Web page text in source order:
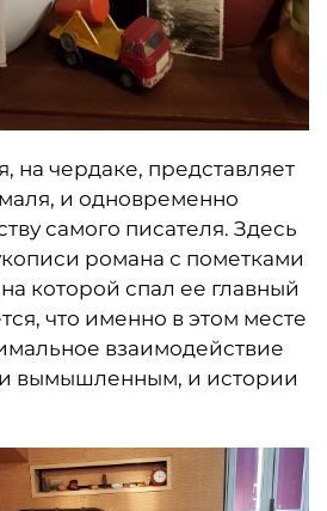
на чердаке, представляет
и одновременно
самого писателя. Здесь
романа с пометками
которой спал ее главный
что именно в этом месте
взаимодействие
вымышленным, и истории